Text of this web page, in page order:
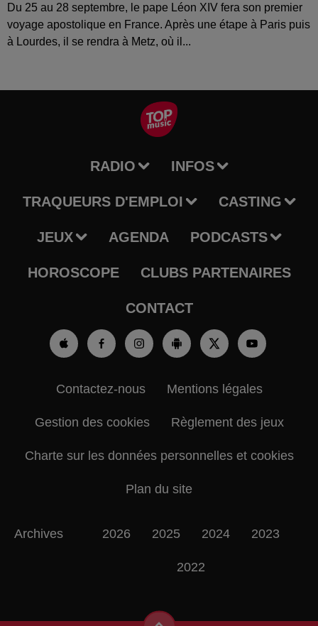
Du 25 au 28 septembre, le pape Léon XIV fera son premier
voyage apostolique en France. Après une étape à Paris puis
à Lourdes, il se rendra à Metz, où il...
RADIO INFOS
TRAQUEURS D'EMPLOI CASTING
JEUX AGENDA PODCASTS
HOROSCOPE CLUBS PARTENAIRES
CONTACT
Contactez-nous Mentions légales
Gestion des cookies Règlement des jeux
Charte sur les données personnelles et cookies
Plan du site
Archives 2026 2025 2024 2023
2022